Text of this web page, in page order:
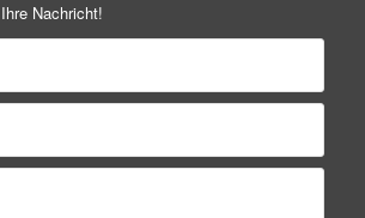
Nachricht!